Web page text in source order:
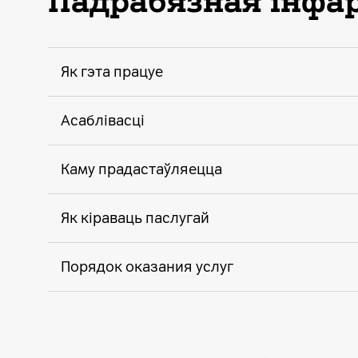
Як гэта працуе
Асаблівасці
Каму прадастаўляецца
Як кіраваць паслугай
Порядок оказания услуг